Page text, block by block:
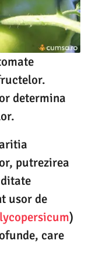
determina
putrezirea
usor de
)
care